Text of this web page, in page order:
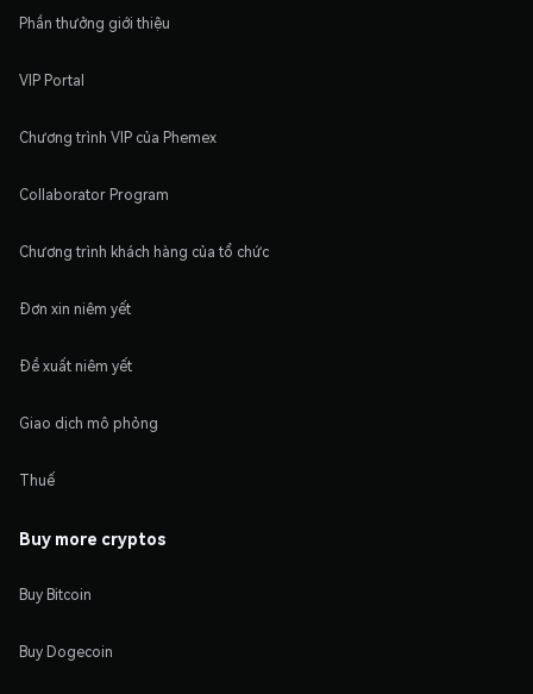
Phần thưởng giới thiệu
VIP Portal
Chương trình VIP của Phemex
Collaborator Program
Chương trình khách hàng của tổ chức
Đơn xin niêm yết
Đề xuất niêm yết
Giao dịch mô phỏng
Thuế
Buy more cryptos
Buy Bitcoin
Buy Dogecoin